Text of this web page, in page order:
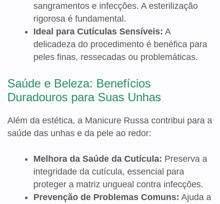
sangramentos e infecções. A esterilização
rigorosa é fundamental.
Ideal para Cutículas Sensíveis: A
delicadeza do procedimento é benéfica para
peles finas, ressecadas ou problemáticas.
Saúde e Beleza: Benefícios
Duradouros para Suas Unhas
Além da estética, a Manicure Russa contribui para a
saúde das unhas e da pele ao redor:
Melhora da Saúde da Cutícula: Preserva a
integridade da cutícula, essencial para
proteger a matriz ungueal contra infecções.
Prevenção de Problemas Comuns: Ajuda a